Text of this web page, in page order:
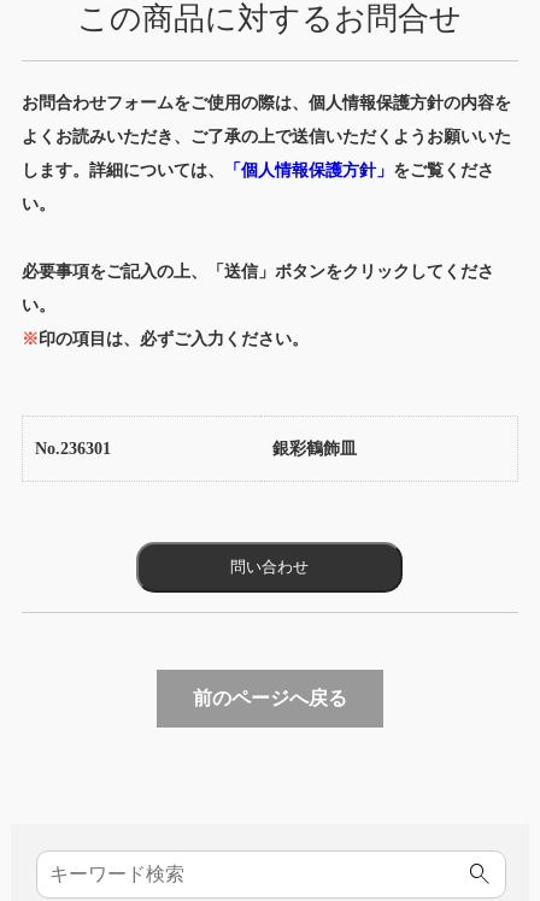
この商品に対するお問合せ
お問合わせフォームをご使用の際は、個人情報保護方針の内容を
よくお読みいただき、ご了承の上で送信いただくようお願いいた
します。詳細については、
「個人情報保護方針」 をご覧くださ
い。
必要事項をご記入の上、「送信」ボタンをクリックしてくださ
い。
※印の項目は、必ずご入力ください。
No.236301 銀彩鶴飾皿
前のページへ戻る